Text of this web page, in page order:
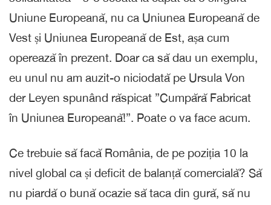
Uniune Europeană, nu ca Uniunea Europeană de
Vest și Uniunea Europeană de Est, așa cum
operează în prezent. Doar ca să dau un exemplu,
eu unul nu am auzit-o niciodată pe Ursula Von
der Leyen spunând răspicat ”Cumpără Fabricat
în Uniunea Europeană!”. Poate o va face acum.
Ce trebuie să facă România, de pe poziția 10 la
nivel global ca și deficit de balanță comercială? Să
nu piardă o bună ocazie să taca din gură, să nu